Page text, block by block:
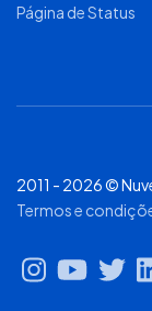
Página de Status
2011 - 2026 ©
Termos e